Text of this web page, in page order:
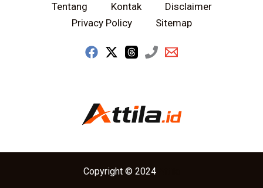
Tentang Kontak
Disclaimer
Privacy Policy
Sitemap
Copyright © 2024